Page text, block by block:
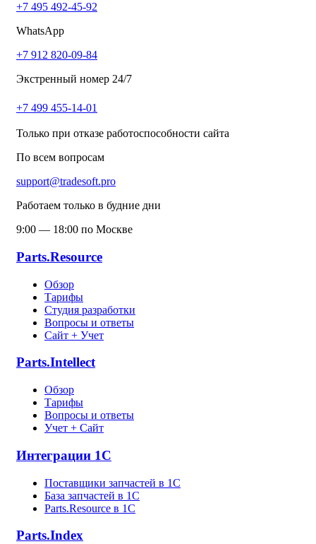
+7 495 492-45-92
WhatsApp
+7 912 820-09-84
Экстренный номер 24/7
+7 499 455-14-01
Только при отказе работоспособности сайта
По всем вопросам
support@tradesoft.pro
Работаем только в будние дни
9:00 — 18:00 по Москве
Parts.Resource
Обзор
Тарифы
Студия разработки
Вопросы и ответы
Сайт + Учет
Parts.Intellect
Обзор
Тарифы
Вопросы и ответы
Учет + Сайт
Интеграции 1С
Поставщики запчастей в 1C
База запчастей в 1С
Parts.Resource в 1C
Parts.Index